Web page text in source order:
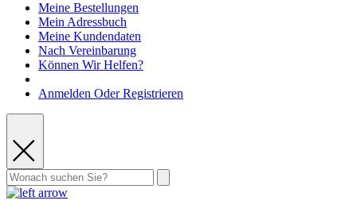
Meine Bestellungen
Mein Adressbuch
Meine Kundendaten
Nach Vereinbarung
Können Wir Helfen?
Anmelden Oder Registrieren